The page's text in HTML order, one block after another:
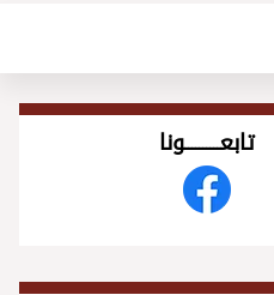
تابعــــــــــونا